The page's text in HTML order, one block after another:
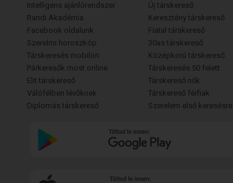
Intelligens ajánlórendszer
Randi Akadémia
Facebook oldalunk
Szerelmi horoszkóp
Társkeresés mobilon
Párkeresők most online
Elit társkereső
Válófélben lévőknek
Diplomás társkereső
Új társkereső
Keresztény társkereső
Fiatal társkereső
30as társkereső
Középkorú társkereső
Társkeresés 50 felett
Társkereső nők
Társkereső férfiak
Szerelem első keresésre